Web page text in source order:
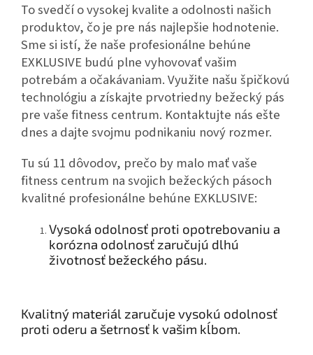
To svedčí o vysokej kvalite a odolnosti našich
produktov, čo je pre nás najlepšie hodnotenie.
Sme si istí, že naše profesionálne behúne
EXKLUSIVE budú plne vyhovovať vašim
potrebám a očakávaniam. Využite našu špičkovú
technológiu a získajte prvotriedny bežecký pás
pre vaše fitness centrum. Kontaktujte nás ešte
dnes a dajte svojmu podnikaniu nový rozmer.
Tu sú 11 dôvodov, prečo by malo mať vaše
fitness centrum na svojich bežeckých pásoch
kvalitné profesionálne behúne EXKLUSIVE:
Vysoká odolnosť proti opotrebovaniu a
korózna odolnosť zaručujú dlhú
životnosť bežeckého pásu.
Kvalitný materiál zaručuje vysokú odolnosť
proti oderu a šetrnosť k vašim kĺbom.